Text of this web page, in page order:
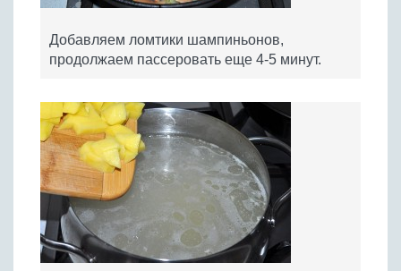
Добавляем ломтики шампиньонов,
продолжаем пассеровать еще 4-5 минут.